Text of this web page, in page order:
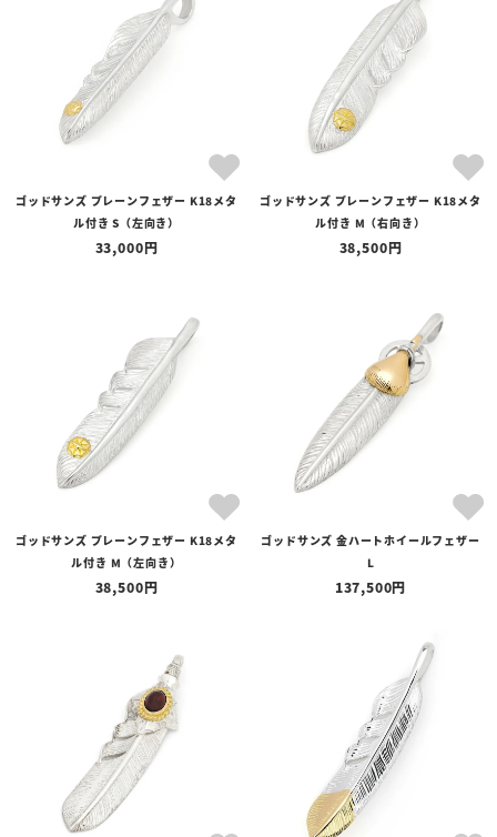
ゴッドサンズ プレーンフェザー K18メタ
ル付き S（左向き）
33,000
ゴッドサンズ プレーンフェザー K18メタ
ル付き M（右向き）
38,500
ゴッドサンズ プレーンフェザー K18メタ
ル付き M（左向き）
38,500
ゴッドサンズ 金ハートホイールフェザー
L
137,500